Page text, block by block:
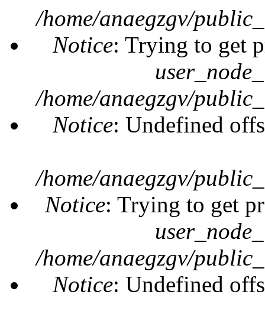
/home/anaegzgv/
Notice: Trying to get
/home/anaegzgv/
Notice: Undefined
/home/anaegzgv/
Notice: Trying to get
/home/anaegzgv/
Notice: Undefined